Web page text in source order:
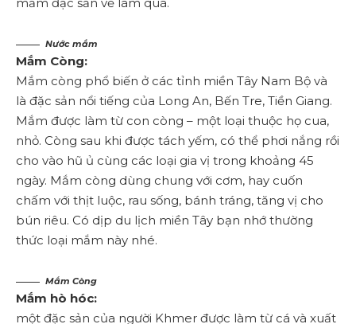
Nước mắm
Mắm Còng:
Mắm còng phổ biến ở các tỉnh miền Tây Nam Bộ và
là đặc sản nổi tiếng của Long An, Bến Tre, Tiền Giang.
Mắm được làm từ con còng – một loại thuộc họ cua,
nhỏ. Còng sau khi được tách yếm, có thể phơi nắng rồi
cho vào hũ ủ cùng các loại gia vị trong khoảng 45
ngày. Mắm còng dùng chung với cơm, hay cuốn
chấm với thịt luộc, rau sống, bánh tráng, tăng vị cho
bún riêu. Có dịp du lịch miền Tây bạn nhớ thường
thức loại mắm này nhé.
Mắm Còng
Mắm hò hóc:
một đặc sản của người Khmer được làm từ cá và xuất